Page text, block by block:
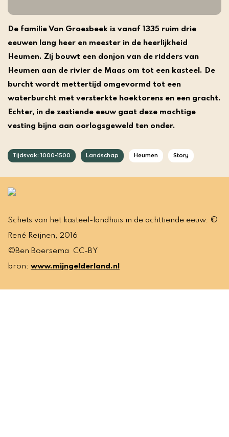
De familie Van Groesbeek is vanaf 1335 ruim drie
eeuwen lang heer en meester in de heerlijkheid
Heumen. Zij bouwt een donjon van de ridders van
Heumen aan de rivier de Maas om tot een kasteel. De
burcht wordt mettertijd omgevormd tot een
waterburcht met versterkte hoektorens en een gracht.
Echter, in de zestiende eeuw gaat deze machtige
vesting bijna aan oorlogsgeweld ten onder.
Tijdsvak: 1000-1500 Landschap Heumen Story
Schets van het kasteel-landhuis in de achttiende eeuw. ©
René Reijnen, 2016
©Ben Boersema CC-BY
bron: www.mijngelderland.nl